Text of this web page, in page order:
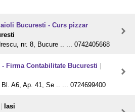
Bucuresti - Curs pizzar
nr. 8, Bucure .. ... 0742405668
Firma Contabilitate Bucuresti
A6, Ap. 41, Se .. ... 0724699400
Iasi